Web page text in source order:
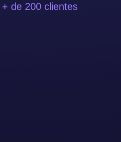
de 200 clientes